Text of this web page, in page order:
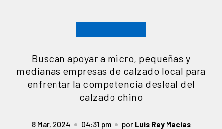
Buscan apoyar a micro, pequeñas y
medianas empresas de calzado local para
enfrentar la competencia desleal del
calzado chino
8 Mar, 2024 04:31 pm por Luis Rey Macías